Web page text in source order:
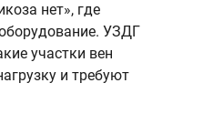
нет», где
УЗДГ
участки вен
и требуют